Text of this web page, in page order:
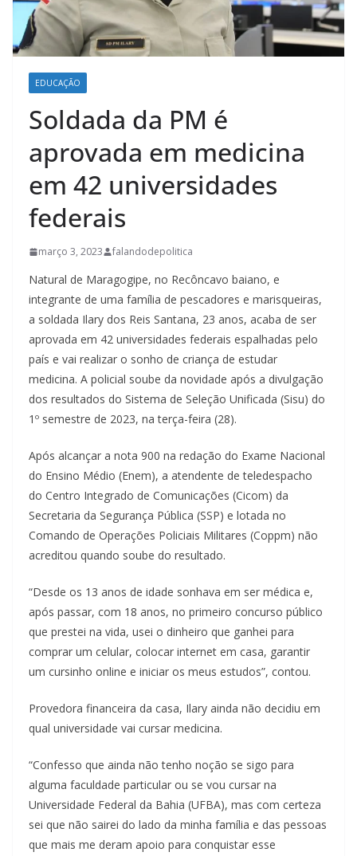
EDUCAÇÃO
Soldada da PM é
aprovada em medicina
em 42 universidades
federais
março 3, 2023 falandodepolitica
Natural de Maragogipe, no Recôncavo baiano, e
integrante de uma família de pescadores e marisqueiras,
a soldada Ilary dos Reis Santana, 23 anos, acaba de ser
aprovada em 42 universidades federais espalhadas pelo
país e vai realizar o sonho de criança de estudar
medicina. A policial soube da novidade após a divulgação
dos resultados do Sistema de Seleção Unificada (Sisu) do
1º semestre de 2023, na terça-feira (28).
Após alcançar a nota 900 na redação do Exame Nacional
do Ensino Médio (Enem), a atendente de teledespacho
do Centro Integrado de Comunicações (Cicom) da
Secretaria da Segurança Pública (SSP) e lotada no
Comando de Operações Policiais Militares (Coppm) não
acreditou quando soube do resultado.
“Desde os 13 anos de idade sonhava em ser médica e,
após passar, com 18 anos, no primeiro concurso público
que prestei na vida, usei o dinheiro que ganhei para
comprar um celular, colocar internet em casa, garantir
um cursinho online e iniciar os meus estudos”, contou.
Provedora financeira da casa, Ilary ainda não decidiu em
qual universidade vai cursar medicina.
“Confesso que ainda não tenho noção se sigo para
alguma faculdade particular ou se vou cursar na
Universidade Federal da Bahia (UFBA), mas com certeza
sei que não sairei do lado da minha família e das pessoas
que mais me deram apoio para conquistar esse